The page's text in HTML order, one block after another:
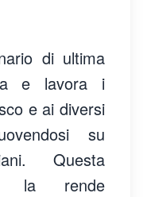
di ultima
e lavora i
e ai diversi
su
Questa
la rende